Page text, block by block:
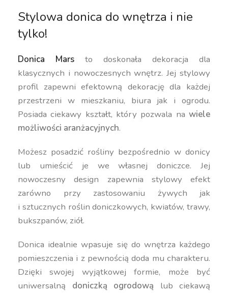
Stylowa donica do wnętrza i nie
tylko!
Donica Marsto doskonała dekoracja dla
klasycznych i nowoczesnych wnętrz. Jej stylowy
profil zapewni efektowną dekorację dla każdej
przestrzeni w mieszkaniu, biura jak i ogrodu.
Posiada ciekawy kształt, który pozwala na wiele
możliwości aranżacyjnych.
Możesz posadzić rośliny bezpośrednio w donicy
lub umieścić je we własnej doniczce. Jej
nowoczesny design zapewnia stylowy efekt
zarówno przy zastosowaniu żywych jak
i sztucznych roślin doniczkowych, kwiatów, trawy,
bukszpanów, ziół.
Donica idealnie wpasuje się do wnętrza każdego
pomieszczenia i z pewnością doda mu charakteru.
Dzięki swojej wyjątkowej formie, może być
uniwersalną doniczką ogrodową lub ciekawą